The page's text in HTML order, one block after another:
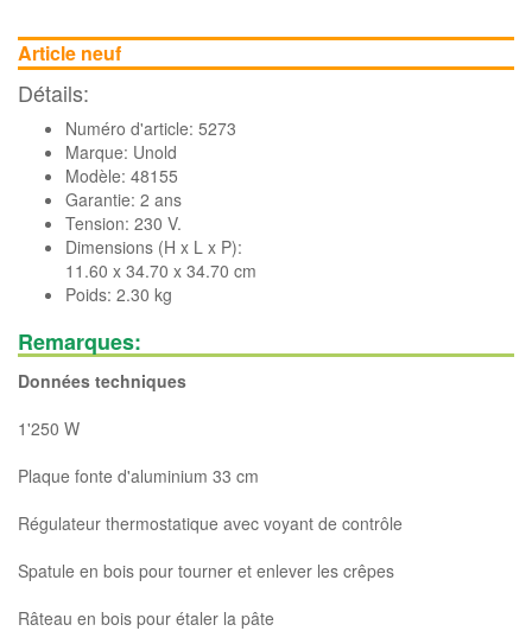
Article neuf
Détails:
Numéro d'article: 5273
Marque: Unold
Modèle: 48155
Garantie: 2 ans
Tension: 230 V.
Dimensions (H x L x P):
11.60 x 34.70 x 34.70 cm
Poids: 2.30 kg
Remarques:
Données techniques
1'250 W
Plaque fonte d'aluminium 33 cm
Régulateur thermostatique avec voyant de contrôle
Spatule en bois pour tourner et enlever les crêpes
Râteau en bois pour étaler la pâte